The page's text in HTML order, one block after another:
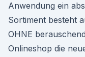
Anwendung ein
Sortiment besteht
OHNE
Onlineshop die